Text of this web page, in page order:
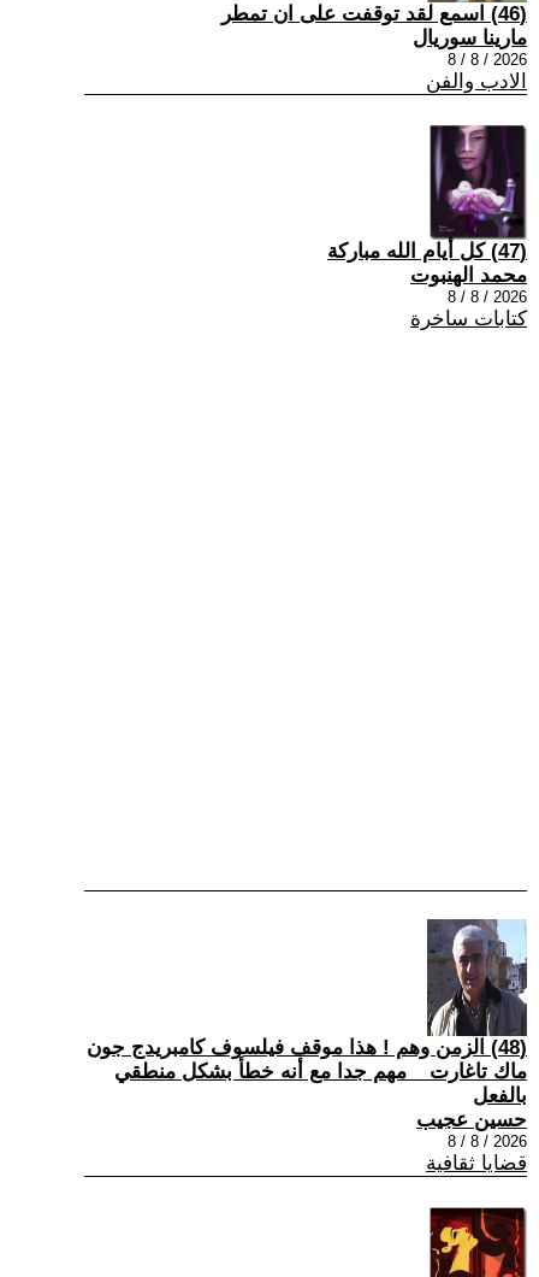
(46) اسمع لقد توقفت على ان تمطر
مارينا سوريال
2026 / 8 / 8
الادب والفن
(47) كل أيام الله مباركة
محمد الهنبوت
2026 / 8 / 8
كتابات ساخرة
(48) الزمن وهم ! هذا موقف فيلسوف كامبريدج جون
ماك تاغارت _ مهم جدا مع أنه خطأ بشكل منطقي
بالفعل
حسين عجيب
2026 / 8 / 8
قضايا ثقافية